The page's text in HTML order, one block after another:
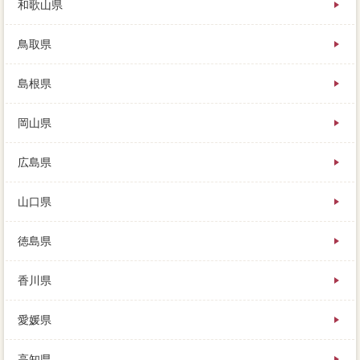
和歌山県
鳥取県
島根県
岡山県
広島県
山口県
徳島県
香川県
愛媛県